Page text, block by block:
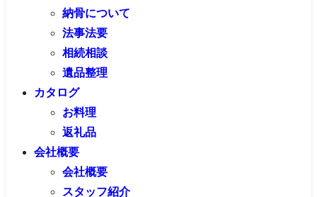
納骨について
法事法要
相続相談
遺品整理
カタログ
お料理
返礼品
会社概要
会社概要
スタッフ紹介